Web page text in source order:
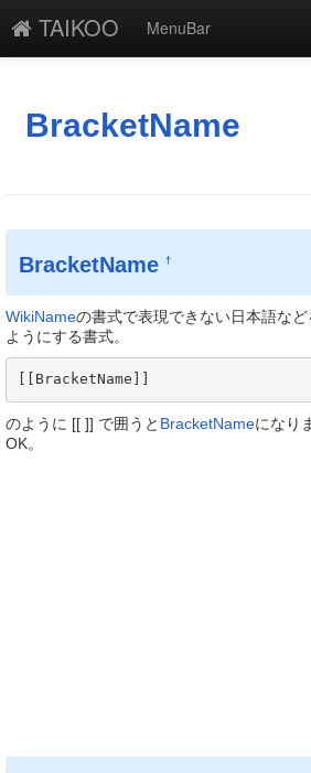
TAIKOO
MenuBar
添付
一覧
単語検索
BracketName
BracketName †
WikiNameの書式で表現できない日本語な
ようにする書式。
[[BracketName]]
のように [[ ]] で囲うと BracketNameになり
OK。